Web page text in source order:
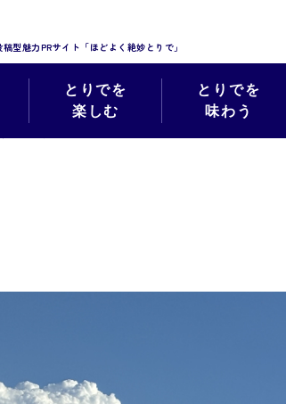
型魅力PRサイト「ほどよく絶妙とりで」
とりでを
楽しむ
とりでを
味わう
絶妙フォト